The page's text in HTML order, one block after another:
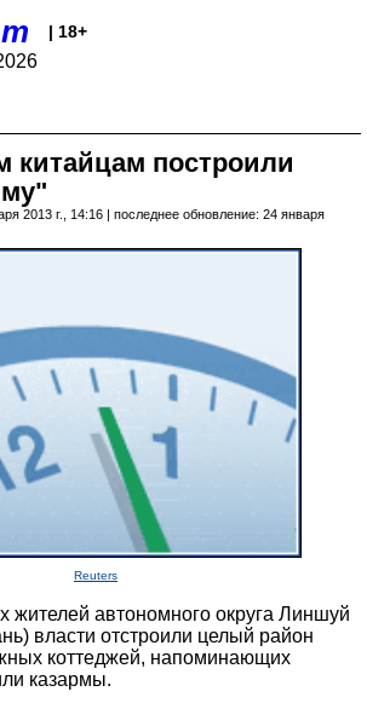
| 18+
китайцам построили
2013 г., 14:16 | последнее обновление: 24 января
Reuters
жителей автономного округа Линшуй
власти отстроили целый район
коттеджей, напоминающих
казармы.